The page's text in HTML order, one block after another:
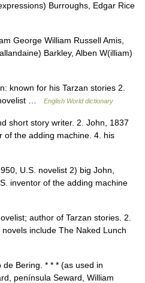
Burroughs, Edgar Rice
George William Russell Amis,
Barkley, Alben W(illiam)
known for his Tarzan stories 2.
novelist …
English World dictionary
short story writer. 2. John, 1837
of the adding machine. 4. his
U.S. novelist 2) big John,
inventor of the adding machine
author of Tarzan stories. 2.
include The Naked Lunch
Bering. * * * (as used in
península Seward, William